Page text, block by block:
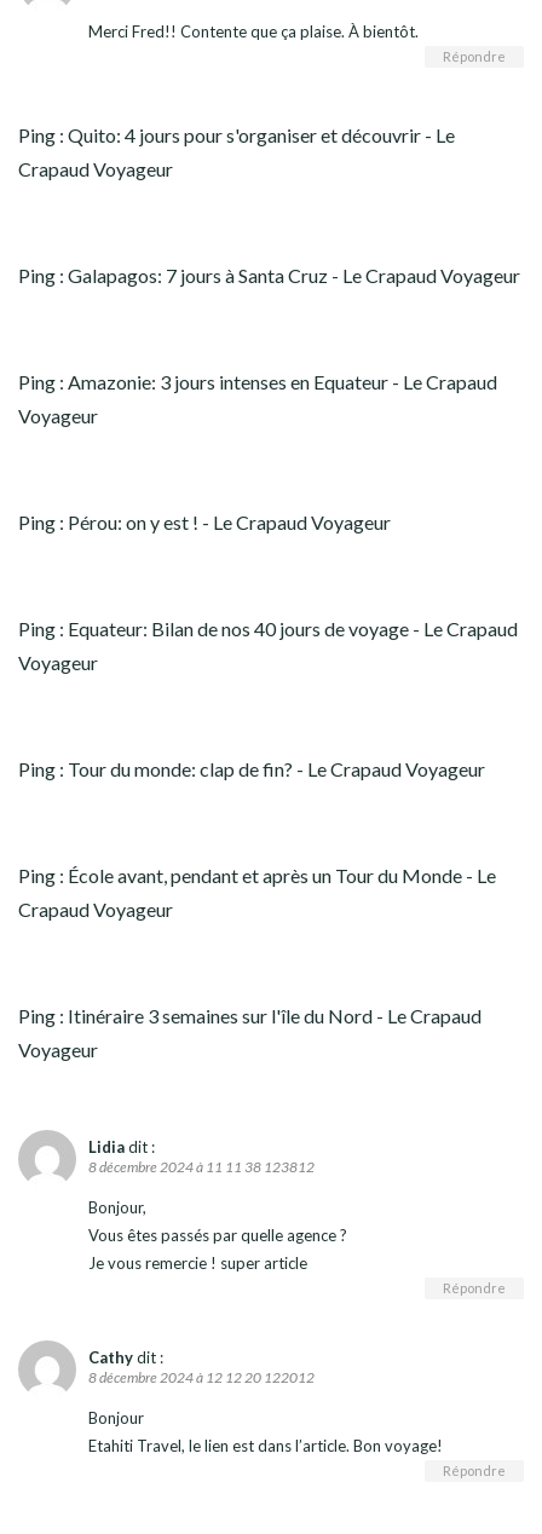
Merci Fred!! Contente que ça plaise. À bientôt.
Répondre
Ping : Quito: 4 jours pour s'organiser et découvrir - Le
Crapaud Voyageur
Ping : Galapagos: 7 jours à Santa Cruz - Le Crapaud Voyageur
Ping : Amazonie: 3 jours intenses en Equateur - Le Crapaud
Voyageur
Ping : Pérou: on y est ! - Le Crapaud Voyageur
Ping : Equateur: Bilan de nos 40 jours de voyage - Le Crapaud
Voyageur
Ping : Tour du monde: clap de fin? - Le Crapaud Voyageur
Ping : École avant, pendant et après un Tour du Monde - Le
Crapaud Voyageur
Ping : Itinéraire 3 semaines sur l'île du Nord - Le Crapaud
Voyageur
Lidiadit :
8 décembre 2024 à 11 11 38 123812
Bonjour,
Vous êtes passés par quelle agence ?
Je vous remercie ! super article
Répondre
Cathydit :
8 décembre 2024 à 12 12 20 122012
Bonjour
Etahiti Travel, le lien est dans l’article. Bon voyage!
Répondre